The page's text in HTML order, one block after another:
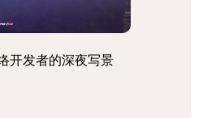
开发者的深夜写景